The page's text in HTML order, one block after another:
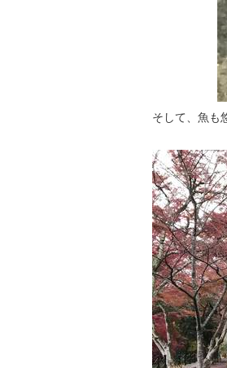
そして、魚も